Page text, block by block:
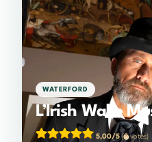
WATERFORD
L’Irish Wake
5,00/5 (2 votes)